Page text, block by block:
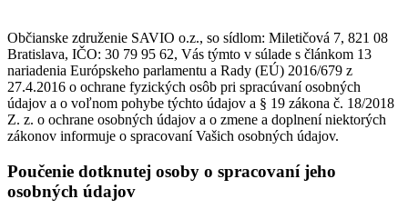
Občianske združenie SAVIO o.z., so sídlom: Miletičová 7, 821 08
Bratislava, IČO: 30 79 95 62, Vás týmto v súlade s článkom 13
nariadenia Európskeho parlamentu a Rady (EÚ) 2016/679 z
27.4.2016 o ochrane fyzických osôb pri spracúvaní osobných
údajov a o voľnom pohybe týchto údajov a § 19 zákona č. 18/2018
Z. z. o ochrane osobných údajov a o zmene a doplnení niektorých
zákonov informuje o spracovaní Vašich osobných údajov.
Poučenie dotknutej osoby o spracovaní jeho
osobných údajov